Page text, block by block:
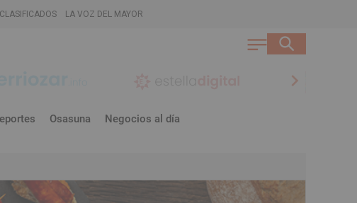
CLASIFICADOS LA VOZ DEL MAYOR
chevron_right
Osasuna Negocios al día